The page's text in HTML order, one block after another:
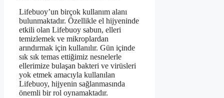
Lifebuoy’un birçok kullanım alanı
bulunmaktadır. Özellikle el hijyeninde
etkili olan Lifebuoy sabun, elleri
temizlemek ve mikroplardan
arındırmak için kullanılır. Gün içinde
sık sık temas ettiğimiz nesnelerle
ellerimize bulaşan bakteri ve virüsleri
yok etmek amacıyla kullanılan
Lifebuoy, hijyenin sağlanmasında
önemli bir rol oynamaktadır.